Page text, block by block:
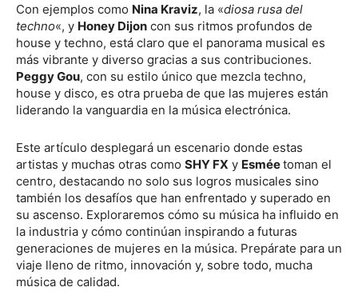
Con ejemplos como Nina Kraviz, la «diosa rusa del
techno«, y Honey Dijon con sus ritmos profundos de
house y techno, está claro que el panorama musical es
más vibrante y diverso gracias a sus contribuciones.
Peggy Gou, con su estilo único que mezcla techno,
house y disco, es otra prueba de que las mujeres están
liderando la vanguardia en la música electrónica.
Este artículo desplegará un escenario donde estas
artistas y muchas otras como SHY FX y Esméetoman el
centro, destacando no solo sus logros musicales sino
también los desafíos que han enfrentado y superado en
su ascenso. Exploraremos cómo su música ha influido en
la industria y cómo continúan inspirando a futuras
generaciones de mujeres en la música. Prepárate para un
viaje lleno de ritmo, innovación y, sobre todo, mucha
música de calidad.